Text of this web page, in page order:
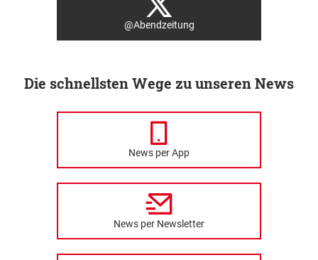
@Abendzeitung
Die schnellsten Wege zu unseren News
News per App
News per Newsletter